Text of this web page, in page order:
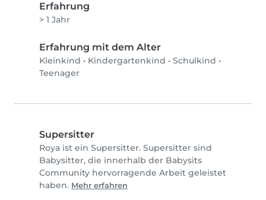
Erfahrung
> 1 Jahr
Erfahrung mit dem Alter
Kleinkind • Kindergartenkind • Schulkind •
Teenager
Supersitter
Roya ist ein Supersitter. Supersitter sind
Babysitter, die innerhalb der Babysits
Community hervorragende Arbeit geleistet
haben. Mehr erfahren